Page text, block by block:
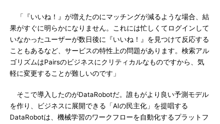
「『いいね！』が増えたのにマッチングが減るような場合、結
果がすぐに明らかになりません。これには忙しくてログインして
いなかったユーザーが数日後に『いいね！』を見つけて反応する
こともあるなど、サービスの特性上の問題があります。検索アル
ゴリズムはPairsのビジネスにクリティカルなものですから、気
軽に変更することが難しいのです」
そこで導入したのがDataRobotだ。誰もがより良い予測モデル
を作り、ビジネスに展開できる「AIの民主化」を提唱する
DataRobotは、機械学習のワークフローを自動化するプラットフ